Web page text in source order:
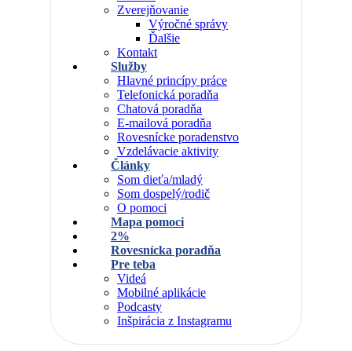
Zverejňovanie
Výročné správy
Ďalšie
Kontakt
Služby
Hlavné princípy práce
Telefonická poradňa
Chatová poradňa
E-mailová poradňa
Rovesnícke poradenstvo
Vzdelávacie aktivity
Články
Som dieťa/mladý
Som dospelý/rodič
O pomoci
Mapa pomoci
2%
Rovesnícka poradňa
Pre teba
Videá
Mobilné aplikácie
Podcasty
Inšpirácia z Instagramu